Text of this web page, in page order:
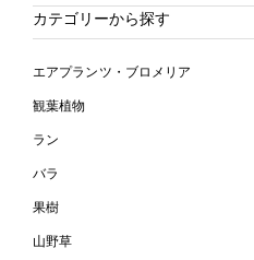
カテゴリーから探す
エアプランツ・ブロメリア
観葉植物
ラン
バラ
果樹
山野草